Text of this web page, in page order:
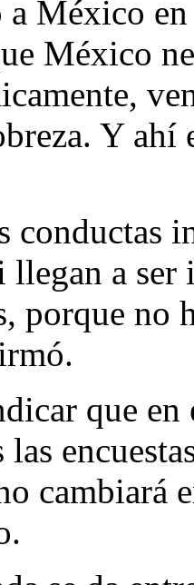
a México
México
Y ahí
conductas
llegan a
porque no
que en
las
cambiará